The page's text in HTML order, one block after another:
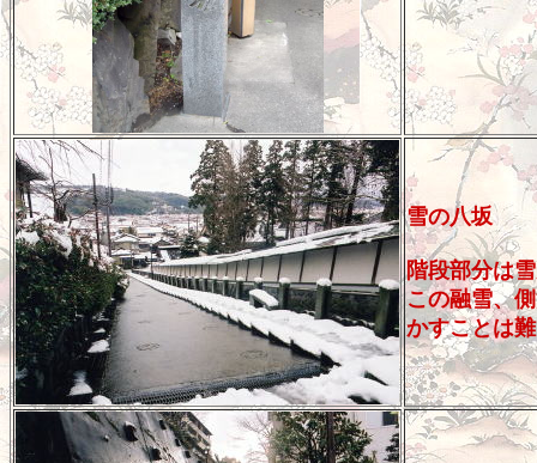
雪の八坂
階段部分は
この融雪、
かすことは